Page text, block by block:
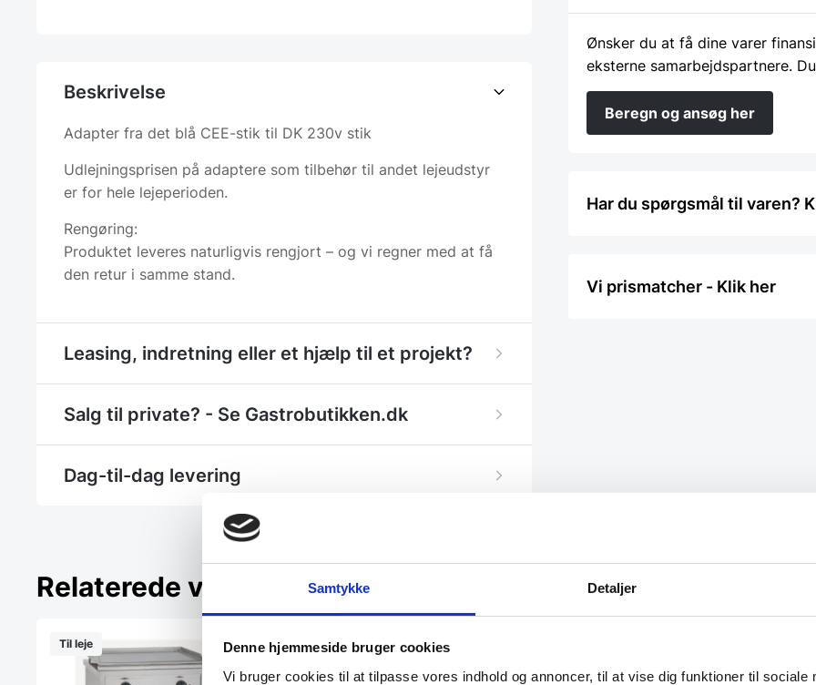
Samtykke Detaljer
Denne hjemmeside bruger cookies
Vi bruger cookies til at tilpasse vores indhold og annoncer, til at vise dig funktioner til sociale
Beskrivelse
Adapter fra det blå CEE-stik til DK 230v stik
Udlejningsprisen på adaptere som tilbehør til andet lejeudstyr
er for hele lejeperioden.
Rengøring:
Produktet leveres naturligvis rengjort – og vi regner med at få
den retur i samme stand.
Leasing, indretning eller et hjælp til et projekt?
Salg til private? - Se Gastrobutikken.dk
Dag-til-dag levering
Ønsker du at få dine varer
eksterne samarbejdspartnere.
Beregn og ansøg her
Har du spørgsmål til varen?
Vi prismatcher - Klik her
Relaterede varer
Til leje Til leje